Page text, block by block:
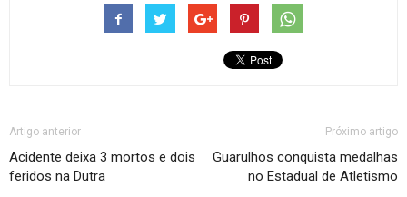
Artigo anterior
Acidente deixa 3 mortos e dois
feridos na Dutra
Próximo artigo
Guarulhos conquista medalhas
no Estadual de Atletismo